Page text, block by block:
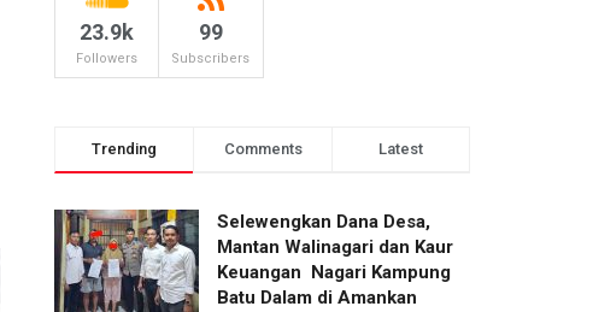
23.9k
Followers
99
Subscribers
Trending Comments Latest
Selewengkan Dana Desa,
Mantan Walinagari dan Kaur
Keuangan Nagari Kampung
Batu Dalam di Amankan